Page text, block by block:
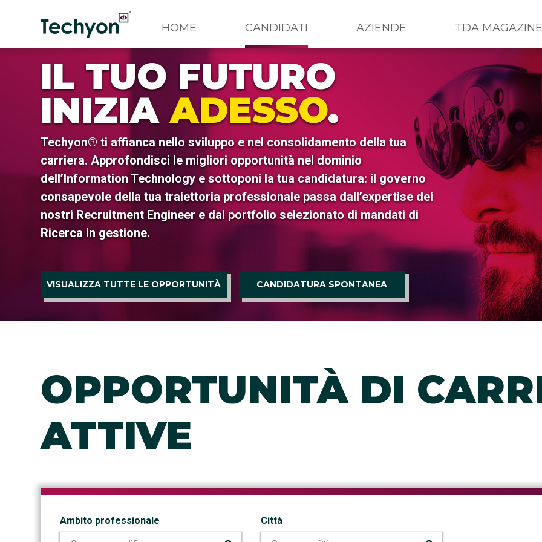
HOME CANDIDATI AZIENDE TDA MAGAZINE
IL TUO FUTURO
INIZIAADESSO.
Techyon® ti affianca nello sviluppo e nel consolidamento della tua
carriera. Approfondisci le migliori opportunità nel dominio
dell’Information Technology e sottoponi la tua candidatura: il governo
consapevole della tua traiettoria professionale passa dall’expertise dei
nostri Recruitment Engineer e dal portfolio selezionato di mandati di
Ricerca in gestione.
VISUALIZZA TUTTE LE OPPORTUNITÀ CANDIDATURA SPONTANEA
OPPORTUNITÀ DI
ATTIVE
Ambito professionale Città